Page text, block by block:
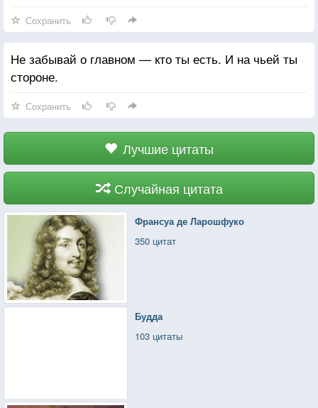
Сохранить
Не забывай о главном — кто ты есть. И на чьей ты
стороне.
Сохранить
Лучшие цитаты
Случайная цитата
Франсуа де Ларошфуко
350 цитат
Будда
103 цитаты